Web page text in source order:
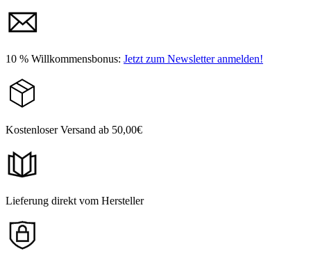
10 % Willkommensbonus: Jetzt zum Newsletter anmelden!
Kostenloser Versand ab 50,00€
Lieferung direkt vom Hersteller